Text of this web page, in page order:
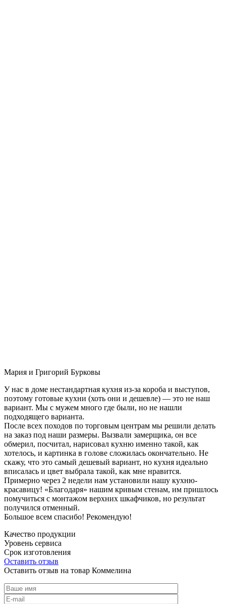
Мария и Григорий Бурковы
У нас в доме нестандартная кухня из-за короба и выступов,
поэтому готовые кухни (хоть они и дешевле) — это не наш
вариант. Мы с мужем много где были, но не нашли
подходящего варианта.
После всех походов по торговым центрам мы решили делать
на заказ под наши размеры. Вызвали замерщика, он все
обмерил, посчитал, нарисовал кухню именно такой, как
хотелось, и картинка в голове сложилась окончательно. Не
скажу, что это самый дешевый вариант, но кухня идеально
вписалась и цвет выбрала такой, как мне нравится.
Примерно через 2 недели нам установили нашу кухню-
красавицу! «Благодаря» нашим кривым стенам, им пришлось
помучиться с монтажом верхних шкафчиков, но результат
получился отменный.
Большое всем спасибо! Рекомендую!
Качество продукции
Уровень сервиса
Срок изготовления
Оставить отзыв
Оставить отзыв на товар Коммелина